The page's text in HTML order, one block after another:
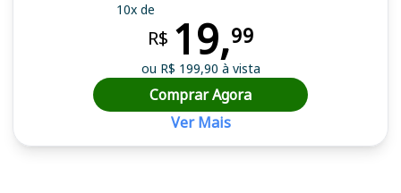
10x de
R$ 19,99
ou R$ 199,90 à vista
Comprar Agora
Ver Mais